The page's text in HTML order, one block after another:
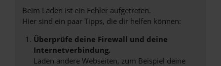
Beim Laden ist ein Fehler aufgetreten.
Hier sind ein paar Tipps, die dir helfen können:
Überprüfe deine Firewall und deine
Internetverbindung.
Laden andere Webseiten, zum Beispiel deine